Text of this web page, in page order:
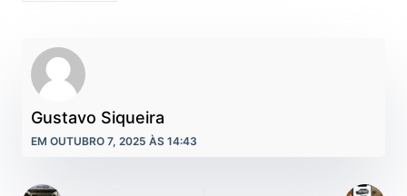
Gustavo Siqueira
EM OUTUBRO 7, 2025 ÀS 14:43